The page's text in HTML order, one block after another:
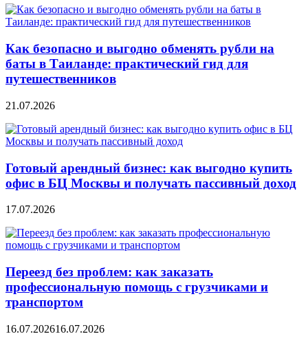
Как безопасно и выгодно обменять рубли на
баты в Таиланде: практический гид для
путешественников
21.07.2026
Готовый арендный бизнес: как выгодно купить
офис в БЦ Москвы и получать пассивный доход
17.07.2026
Переезд без проблем: как заказать
профессиональную помощь с грузчиками и
транспортом
16.07.202616.07.2026